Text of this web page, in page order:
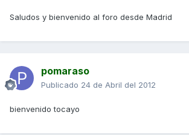
Saludos y bienvenido al foro desde Madrid
pomaraso
Publicado 24 de Abril del 2012
bienvenido tocayo